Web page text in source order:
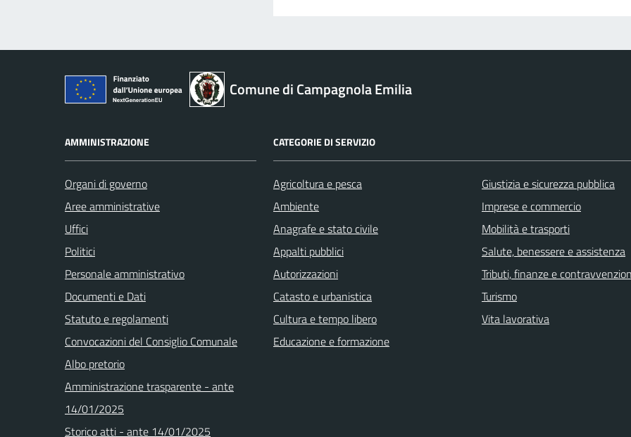
Comune di Campagnola Emilia
AMMINISTRAZIONE
Organi di governo
Aree amministrative
Uffici
Politici
Personale amministrativo
Documenti e Dati
Statuto e regolamenti
Convocazioni del Consiglio Comunale
Albo pretorio
Amministrazione trasparente - ante
14/01/2025
Storico atti - ante 14/01/2025
CATEGORIE DI SERVIZIO
Agricoltura e pesca
Ambiente
Anagrafe e stato civile
Appalti pubblici
Autorizzazioni
Catasto e urbanistica
Cultura e tempo libero
Educazione e formazione
Giustizia e sicurezza pubblica
Imprese e commercio
Mobilità e trasporti
Salute, benessere e assistenza
Tributi, finanze e
Turismo
Vita lavorativa